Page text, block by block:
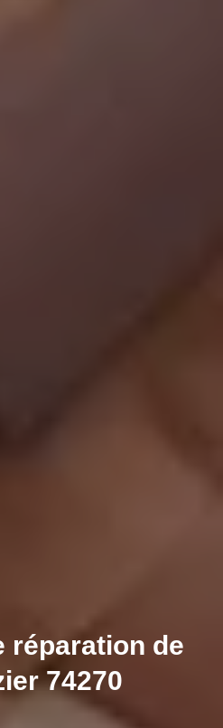
réparation de
74270